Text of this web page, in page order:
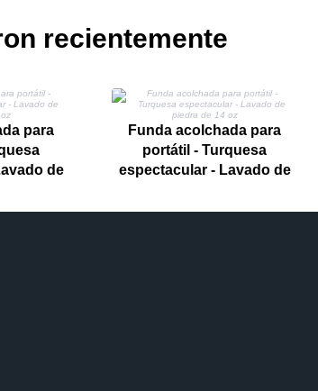
recientemente
para
de
Funda acolchada para
portátil - Turquesa
espectacular - Lavado de